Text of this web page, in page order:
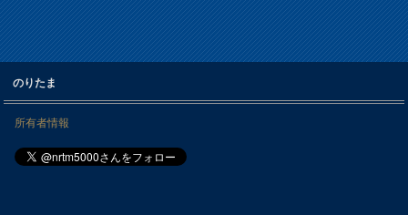
のりたま
所有者情報